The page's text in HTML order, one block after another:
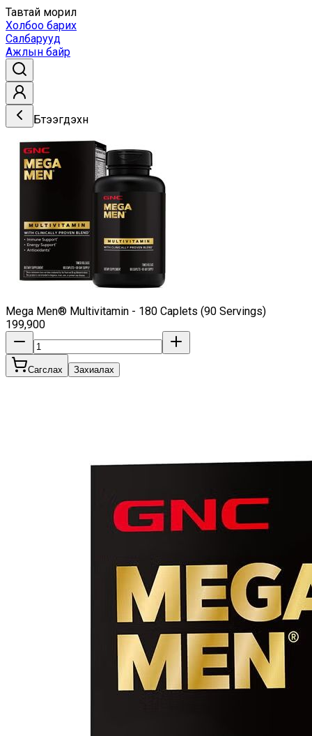
Тавтай морил
Холбоо барих
Салбарууд
Ажлын байр
Бүтээгдэхүүн
Mega Men® Multivitamin - 180 Caplets (90 Servings)
199,900
Сагслах Захиалах